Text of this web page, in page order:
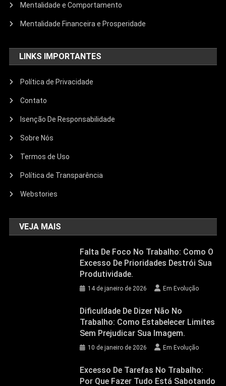
Mentalidade e Comportamento
Mentalidade Financeira e Prosperidade
LINKS IMPORTANTES
Política de Privacidade
Contato
Isenção De Responsabilidade
Sobre Nós
Termos de Uso
Política de Transparência
Webstories
VEJA MAIS
Falta De Foco No Trabalho: Como O
Excesso De Prioridades Destrói Sua
Produtividade.
14 de janeiro de 2026 Em Evolução
Dificuldade De Dizer Não No
Trabalho: Como Estabelecer Limites
Sem Prejudicar Sua Imagem.
10 de janeiro de 2026 Em Evolução
Excesso De Tarefas No Trabalho:
Por Que Fazer Tudo Está Sabotando